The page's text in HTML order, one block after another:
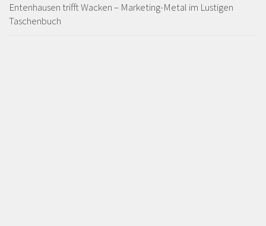
Entenhausen trifft Wacken – Marketing-Metal im Lustigen
Taschenbuch